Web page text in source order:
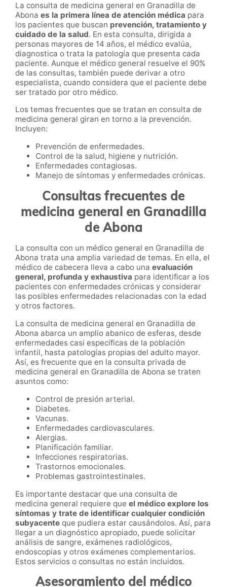
La consulta de medicina general en Granadilla de
Abona es la primera línea de atención médica para
los pacientes que buscan prevención, tratamiento y
cuidado de la salud. En esta consulta, dirigida a
personas mayores de 14 años, el médico evalúa,
diagnostica o trata la patología que presenta cada
paciente. Aunque el médico general resuelve el 90%
de las consultas, también puede derivar a otro
especialista, cuando considera que el paciente debe
ser tratado por otro médico.
Los temas frecuentes que se tratan en consulta de
medicina general giran en torno a la prevención.
Incluyen:
Prevención de enfermedades.
Control de la salud, higiene y nutrición.
Enfermedades contagiosas.
Manejo de síntomas y enfermedades crónicas.
Consultas frecuentes de
medicina general en Granadilla
de Abona
La consulta con un médico general en Granadilla de
Abona trata una amplia variedad de temas. En ella, el
médico de cabecera lleva a cabo una evaluación
general, profunda y exhaustiva para identificar a los
pacientes con enfermedades crónicas y considerar
las posibles enfermedades relacionadas con la edad
y otros factores.
La consulta de medicina general en Granadilla de
Abona abarca un amplio abanico de esferas, desde
enfermedades casi específicas de la población
infantil, hasta patologías propias del adulto mayor.
Así, es frecuente que en la consulta privada de
medicina general en Granadilla de Abona se traten
asuntos como:
Control de presión arterial.
Diabetes.
Vacunas.
Enfermedades cardiovasculares.
Alergias.
Planificación familiar.
Infecciones respiratorias.
Trastornos emocionales.
Problemas gastrointestinales.
Es importante destacar que una consulta de
medicina general requiere que el médico explore los
síntomas y trate de identificar cualquier condición
subyacente que pudiera estar causándolos. Así, para
llegar a un diagnóstico apropiado, puede solicitar
análisis de sangre, exámenes radiológicos,
endoscopias y otros exámenes complementarios.
Estos servicios o consultas no están incluidos.
Asesoramiento del médico